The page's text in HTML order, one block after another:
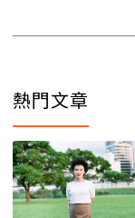
熱門文章